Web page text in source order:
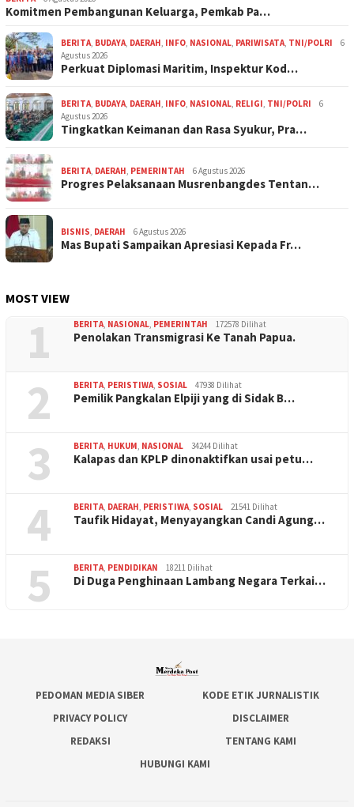
Komitmen Pembangunan Keluarga, Pemkab Pa…
BERITA BUDAYA DAERAH INFO NASIONAL PARIWISATA TNI/POLRI
6
Agustus 2026
Perkuat Diplomasi Maritim, Inspektur Kod…
BERITA BUDAYA DAERAH INFO NASIONAL RELIGI TNI/POLRI
6
Agustus 2026
Tingkatkan Keimanan dan Rasa Syukur, Pra…
BERITA DAERAH PEMERINTAH 6 Agustus 2026
Progres Pelaksanaan Musrenbangdes Tentan…
BISNIS DAERAH 6 Agustus 2026
Mas Bupati Sampaikan Apresiasi Kepada Fr…
MOST VIEW
1 BERITA NASIONAL PEMERINTAH 172578 Dilihat
Penolakan Transmigrasi Ke Tanah Papua.
2 BERITA PERISTIWA SOSIAL 47938 Dilihat
Pemilik Pangkalan Elpiji yang di Sidak B…
3 BERITA HUKUM NASIONAL 34244 Dilihat
Kalapas dan KPLP dinonaktifkan usai petu…
4 BERITA DAERAH PERISTIWA SOSIAL 21541 Dilihat
Taufik Hidayat, Menyayangkan Candi Agung…
5 BERITA PENDIDIKAN 18211 Dilihat
Di Duga Penghinaan Lambang Negara Terkai…
PEDOMAN MEDIA SIBER
KODE ETIK JURNALISTIK
PRIVACY POLICY
DISCLAIMER
REDAKSI
TENTANG KAMI
HUBUNGI KAMI